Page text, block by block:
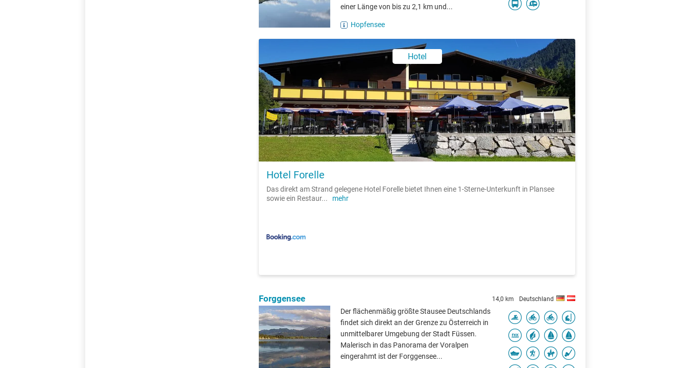
einer Länge von bis zu 2,1 km und...
Hopfensee
Hotel
Foto: © booking.com
Hotel Forelle
Das direkt am Strand gelegene Hotel Forelle bietet Ihnen eine 1-Sterne-Unterkunft in Plansee
sowie ein Restaur... mehr
Forggensee 14,0 km Deutschland
Der flächenmäßig größte Stausee Deutschlands
findet sich direkt an der Grenze zu Österreich in
unmittelbarer Umgebung der Stadt Füssen.
Malerisch in das Panorama der Voralpen
eingerahmt ist der Forggensee...